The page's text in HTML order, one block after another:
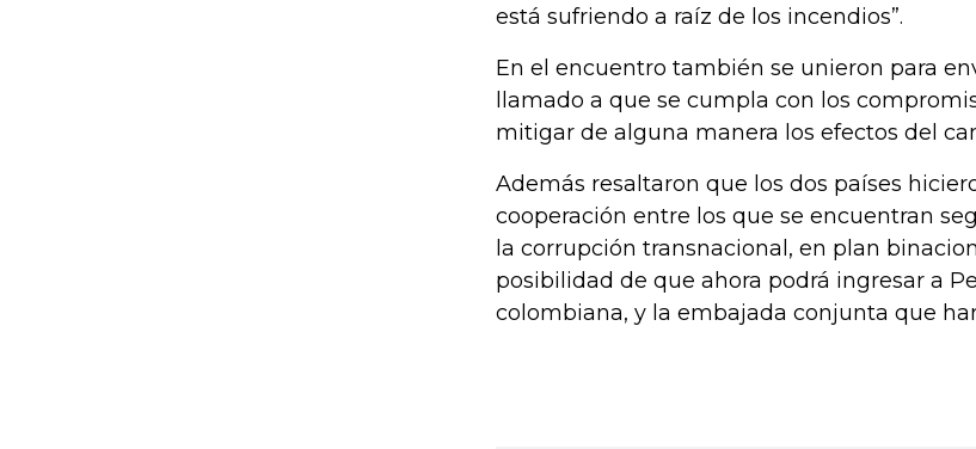
está sufriendo a raíz de los incendios”.
En el encuentro también se unieron para
llamado a que se cumpla con los
mitigar de alguna manera los efectos del
Además resaltaron que los dos países
cooperación entre los que se encuentran
la corrupción transnacional, en plan
posibilidad de que ahora podrá ingresar a
colombiana, y la embajada conjunta que